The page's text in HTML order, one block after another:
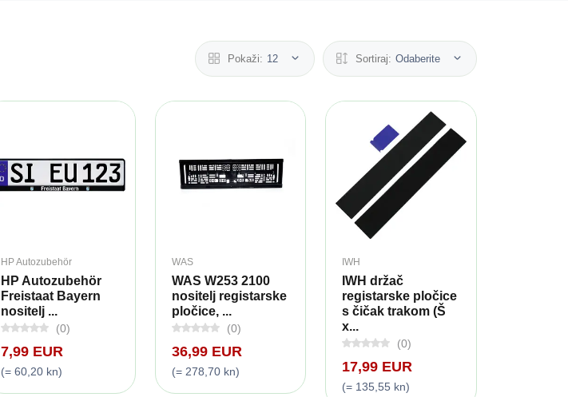
Pokaži: 12 Sortiraj: Odaberite
HP Autozubehör
HP Autozubehör
Freistaat Bayern
nositelj ...
(0)
7,99 EUR
(= 60,20 kn)
WAS
WAS W253 2100
nositelj registarske
pločice, ...
(0)
36,99 EUR
(= 278,70 kn)
IWH
IWH držač
registarske pločice
s čičak trakom (Š
x...
(0)
17,99 EUR
(= 135,55 kn)